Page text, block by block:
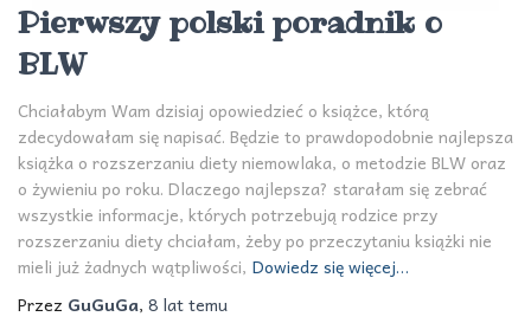
Pierwszy polski poradnik o
BLW
Chciałabym Wam dzisiaj opowiedzieć o książce, którą
zdecydowałam się napisać. Będzie to prawdopodobnie najlepsza
książka o rozszerzaniu diety niemowlaka, o metodzie BLW oraz
o żywieniu po roku. Dlaczego najlepsza? starałam się zebrać
wszystkie informacje, których potrzebują rodzice przy
rozszerzaniu diety chciałam, żeby po przeczytaniu książki nie
mieli już żadnych wątpliwości, Dowiedz się więcej…
Przez GuGuGa, 8 lattemu